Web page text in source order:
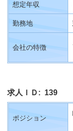
想定年収
勤務地
会社の特徴
求人ＩＤ
ポジション